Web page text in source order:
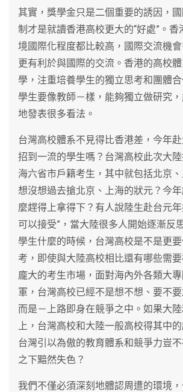
其實，獎學金只是二個重要的誘因，
制才是就讀香港高校更大的“好處”。
境國際化程度都比較高，國際交流機
更有利於與國際的交流。香港的高校
學，注重培養學生的獨立思考和團體
學生要像教師－樣，能夠獨立做研究
地發表很多看法。
台灣高校體系不見得比香港差，今年
招到一流的學生嗎？台灣高校此次大
海六省市戶籍考生，其中就包括北京
想沒想過去搶北京、上海的狀元？今
麼趕得上拿得下？有人說陸生赴台元年
可以接受”，當大陸很多人開始逐漸反
學生什麼的時候，台灣高校是不是更
考，即使與大陸高校相比還有哪些需
龐大的考生市場，面對海內外各類大
軍，台灣高校已經不是想不想、要不要
而是－上路即身在競爭之中。如果大
上，台灣高校和大陸一般高校得其中的
台灣引以為傲的教育體系和競爭力豈
之下黯然失色？
我們不僅必須深刻地體認周遭的環境